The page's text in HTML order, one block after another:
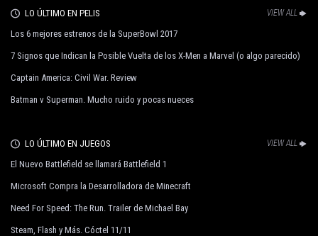
LO ÚLTIMO EN PELIS VIEW ALL
Los 6 mejores estrenos de la SuperBowl 2017
7 Signos que Indican la Posible Vuelta de los X-Men a Marvel (o algo parecido)
Captain America: Civil War. Review
Batman v Superman. Mucho ruido y pocas nueces
LO ÚLTIMO EN JUEGOS VIEW ALL
El Nuevo Battlefield se llamará Battlefield 1
Microsoft Compra la Desarrolladora de Minecraft
Need For Speed: The Run. Trailer de Michael Bay
Steam, Flash y Más. Cóctel 11/11